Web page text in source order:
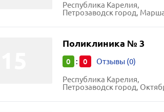
Республика Карелия,
Петрозаводск город,
Поликлиника № 3
0 : 0 Отзывы (0)
Республика Карелия,
Петрозаводск город,